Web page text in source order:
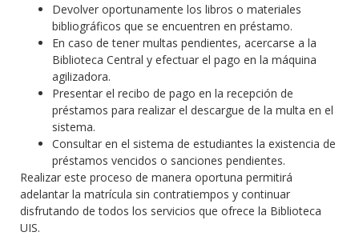
Devolver oportunamente los libros o materiales
bibliográficos que se encuentren en préstamo.
En caso de tener multas pendientes, acercarse a la
Biblioteca Central y efectuar el pago en la máquina
agilizadora.
Presentar el recibo de pago en la recepción de
préstamos para realizar el descargue de la multa en el
sistema.
Consultar en el sistema de estudiantes la existencia de
préstamos vencidos o sanciones pendientes.
Realizar este proceso de manera oportuna permitirá
adelantar la matrícula sin contratiempos y continuar
disfrutando de todos los servicios que ofrece la Biblioteca
UIS.